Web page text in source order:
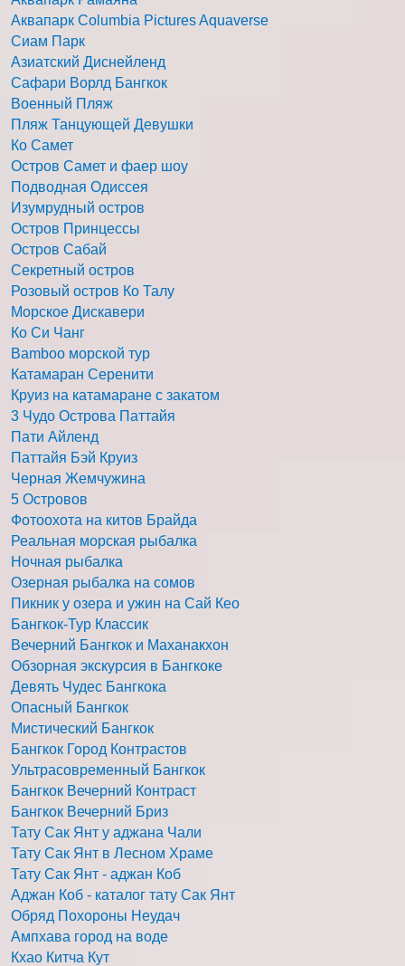
Аквапарк Columbia Pictures Aquaverse
Сиам Парк
Азиатский Диснейленд
Сафари Ворлд Бангкок
Военный Пляж
Пляж Танцующей Девушки
Ко Самет
Остров Самет и фаер шоу
Подводная Одиссея
Изумрудный остров
Остров Принцессы
Остров Сабай
Секретный остров
Розовый остров Ко Талу
Морское Дискавери
Ко Си Чанг
Bamboo морской тур
Катамаран Серенити
Круиз на катамаране с закатом
3 Чудо Острова Паттайя
Пати Айленд
Паттайя Бэй Круиз
Черная Жемчужина
5 Островов
Фотоохота на китов Брайда
Реальная морская рыбалка
Ночная рыбалка
Озерная рыбалка на сомов
Пикник у озера и ужин на Сай Кео
Бангкок-Тур Классик
Вечерний Бангкок и Маханакхон
Обзорная экскурсия в Бангкоке
Девять Чудес Бангкока
Опасный Бангкок
Мистический Бангкок
Бангкок Город Контрастов
Ультрасовременный Бангкок
Бангкок Вечерний Контраст
Бангкок Вечерний Бриз
Тату Сак Янт у аджана Чали
Тату Сак Янт в Лесном Храме
Тату Сак Янт - аджан Коб
Аджан Коб - каталог тату Сак Янт
Обряд Похороны Неудач
Ампхава город на воде
Кхао Китча Кут